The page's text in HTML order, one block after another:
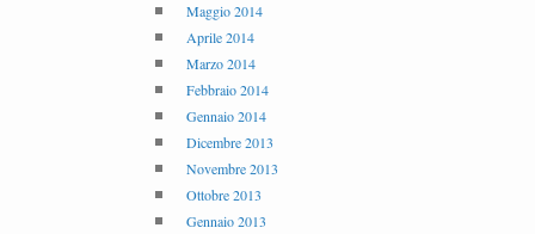
Maggio 2014
Aprile 2014
Marzo 2014
Febbraio 2014
Gennaio 2014
Dicembre 2013
Novembre 2013
Ottobre 2013
Gennaio 2013